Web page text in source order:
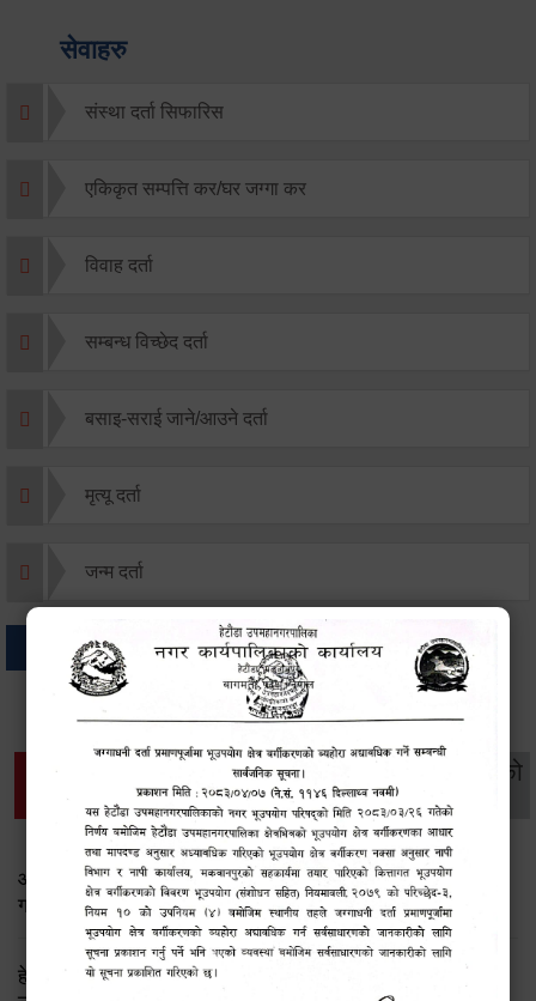
सेवाहरु
संस्था दर्ता सिफारिस
एकिकृत सम्पत्ति कर/घर जग्गा कर
विवाह दर्ता
सम्बन्ध विच्छेद दर्ता
बसाइ-सराई जाने/आउने दर्ता
मृत्यू दर्ता
जन्म दर्ता
थप विवरणहरु
सामाजिक सुरक्षा तथा
व्यक्तिगत घटना दर्ता
महिला
विकास
वातावरण
सूचनाको
आ.व. २०८०/०८१ को चौथो किस्ताको सामाजिक सूरक्षा भत्ता प्राप्त
गर्ने लाभग्राहि विवरण
हेटौंडा उपमहानगरपालिकाको सामाजिक सुरक्षा भत्ता प्राप्‍त गर्ने